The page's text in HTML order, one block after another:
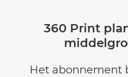
360 Print
Het abonnement